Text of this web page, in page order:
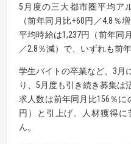
5月度の三大都市圏平均ア
（前年同月比+60円／4.8％
平均時給は1,237円（前年同
／2.8％減）で、いずれも前
学生バイトの卒業など、3月
り、5月度も引き続き募集
求人数は前年同月比156％に
円）と引上げ。人材獲得
ん。